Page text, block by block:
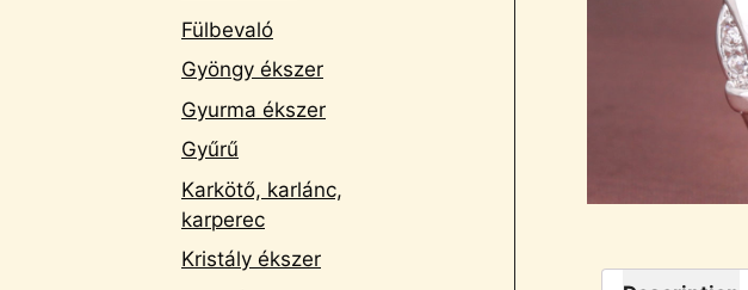
Fülbevaló
Gyöngy ékszer
Gyurma ékszer
Gyűrű
Karkötő, karlánc,
karperec
Kristály ékszer